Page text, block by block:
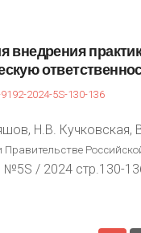
внедрения
2024-5S-130-136
Н.В.
/ 2024 стр.130-